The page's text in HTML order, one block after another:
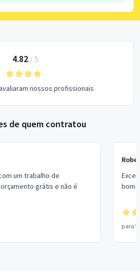
4.82/ 5
nossos profissionais
de quem contratou
um trabalho de
grátis e não é
bom
para